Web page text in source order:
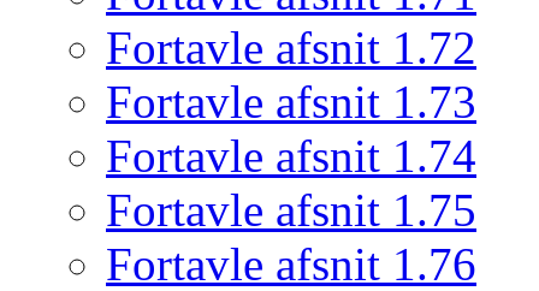
Fortavle afsnit 1.72
Fortavle afsnit 1.73
Fortavle afsnit 1.74
Fortavle afsnit 1.75
Fortavle afsnit 1.76